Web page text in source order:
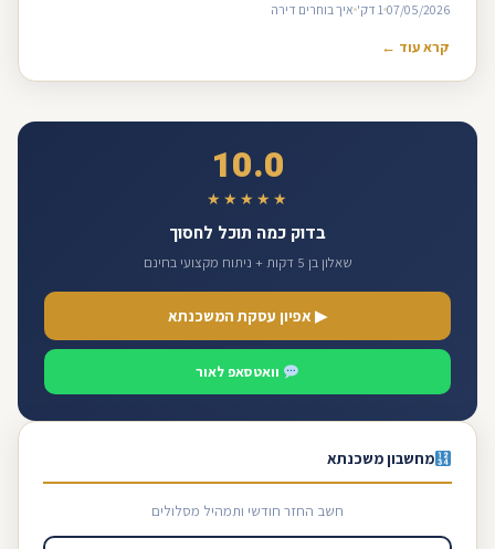
07/05/2026 1 דק' איך בוחרים דירה
קרא עוד ←
10.0
★★★★★
בדוק כמה תוכל לחסוך
שאלון בן 5 דקות + ניתוח מקצועי בחינם
▶ אפיון עסקת המשכנתא
וואטסאפ לאור
מחשבון משכנתא
חשב החזר חודשי ותמהיל מסלולים